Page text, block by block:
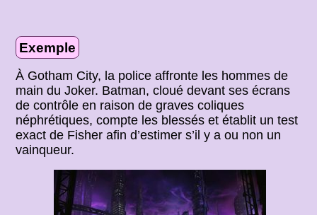
Exemple
À Gotham City, la police affronte les hommes de
main du Joker. Batman, cloué devant ses écrans
de contrôle en raison de graves coliques
néphrétiques, compte les blessés et établit un test
exact de Fisher afin d’estimer s’il y a ou non un
vainqueur.